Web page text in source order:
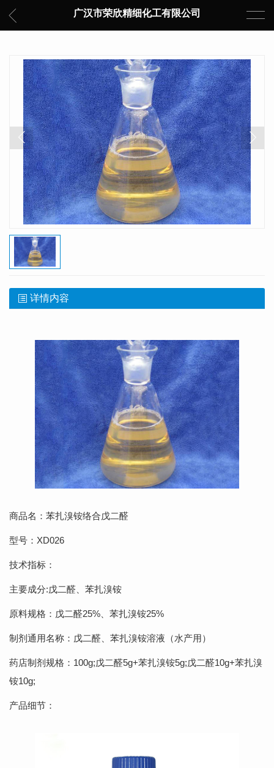
广汉市荣欣精细化工有限公司
详情内容
商品名：苯扎溴铵络合戊二醛
型号：XD026
技术指标：
主要成分:戊二醛、苯扎溴铵
原料规格：戊二醛25%、苯扎溴铵25%
制剂通用名称：戊二醛、苯扎溴铵溶液（水产用）
药店制剂规格：100g;戊二醛5g+苯扎溴铵5g;戊二醛10g+苯扎溴
铵10g;
产品细节：